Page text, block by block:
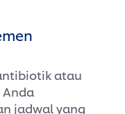
atau
jadwal yang